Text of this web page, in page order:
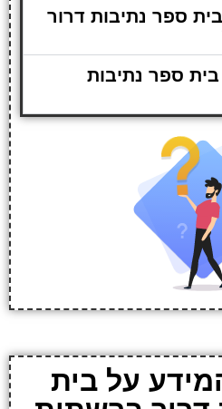
ספר נתיבות דרור
ספר נתיבות
על בית